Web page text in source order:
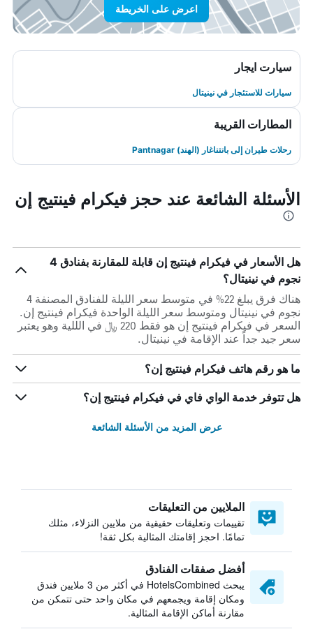
اعرض على الخريطة
سيارت ايجار
سيارات للاستئجار في نينيتال
المطارات القريبة
رحلات طيران إلى بانتناغار (الهند) Pantnagar
الأسئلة الشائعة عند حجز فيكرام فينتيج إن
هل الأسعار في فيكرام فينتيج إن قابلة للمقارنة بفنادق 4
نجوم في نينيتال؟
هناك فرق يبلغ 22% في متوسط ​​سعر الليلة للفنادق المصنفة 4
نجوم في نينيتال ومتوسط ​​سعر الليلة الواحدة فيكرام فينتيج إن.
السعر في فيكرام فينتيج إن هو فقط 220 ﷼ في الللية وهو يعتبر
سعر جيد جداً عند الإقامة في نينيتال.
ما هو رقم هاتف فيكرام فينتيج إن؟
هل تتوفر خدمة الواي فاي في فيكرام فينتيج إن؟
عرض المزيد من الأسئلة الشائعة
الملايين من التعليقات
تقييمات وتعليقات حقيقية من ملايين النزلاء، مثلك
تمامًا. احجز إقامتك المثالية بكل ثقة!
أفضل صفقات الفنادق
يبحث HotelsCombined في أكثر من 3 ملايين فندق
ومكان إقامة ويجمعهم في مكان واحد حتى تتمكن من
مقارنة أماكن الإقامة المثالية.